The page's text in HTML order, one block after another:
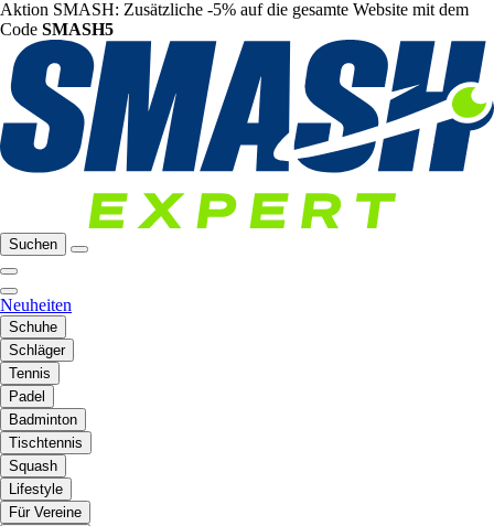
Aktion SMASH: Zusätzliche -5% auf die gesamte Website mit dem
Code SMASH5
Suchen
Neuheiten
Schuhe
Schläger
Tennis
Padel
Badminton
Tischtennis
Squash
Lifestyle
Für Vereine